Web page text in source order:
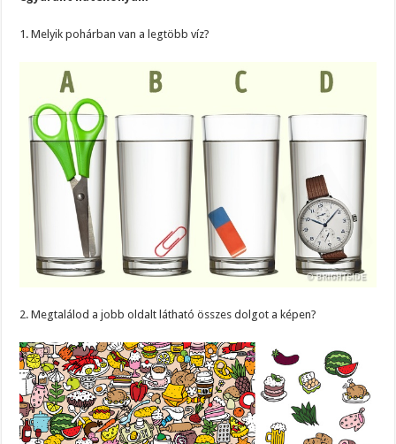
1. Melyik pohárban van a legtöbb víz?
2. Megtalálod a jobb oldalt látható összes dolgot a képen?